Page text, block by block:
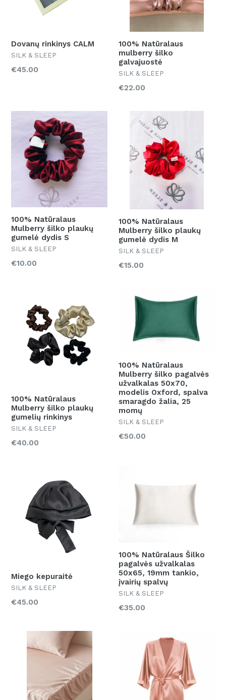
Dovanų rinkinys CALM
SILK & SLEEP
Kaina
€45.00
100% Natūralaus
mulberry šilko
galvajuostė
SILK & SLEEP
Kaina
€22.00
100% Natūralaus
Mulberry šilko plaukų
gumelė dydis S
SILK & SLEEP
Kaina
€10.00
100% Natūralaus
Mulberry šilko plaukų
gumelė dydis M
SILK & SLEEP
Kaina
€15.00
100% Natūralaus
Mulberry šilko plaukų
gumelių rinkinys
SILK & SLEEP
Kaina
€40.00
100% Natūralaus
Mulberry šilko pagalvės
užvalkalas 50x70,
modelis Oxford, spalva
smaragdo žalia, 25
momų
SILK & SLEEP
Kaina
€50.00
Miego kepuraitė
SILK & SLEEP
Kaina
€45.00
100% Natūralaus Šilko
pagalvės užvalkalas
50x65, 19mm tankio,
įvairių spalvų
SILK & SLEEP
Kaina
€35.00